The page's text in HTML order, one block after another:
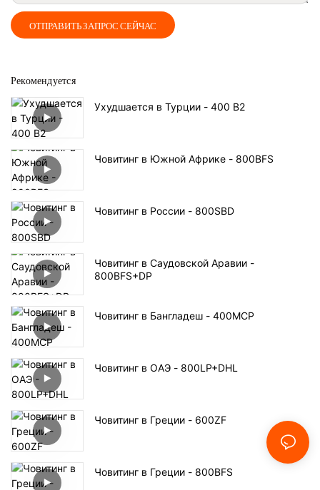
ОТПРАВИТЬ ЗАПРОС СЕЙЧАС
Рекомендуется
Ухудшается в Турции - 400 В2
Човитинг в Южной Африке - 800BFS
Човитинг в России - 800SBD
Човитинг в Саудовской Аравии -
800BFS+DP
Човитинг в Бангладеш - 400MCP
Човитинг в ОАЭ - 800LP+DHL
Човитинг в Греции - 600ZF
Човитинг в Греции - 800BFS